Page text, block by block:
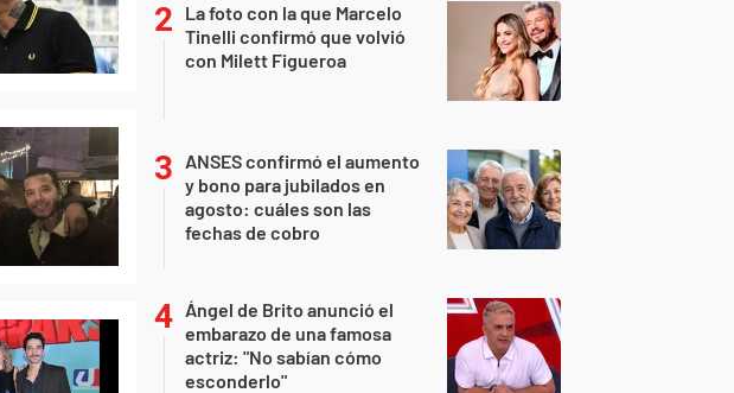
La foto con la que Marcelo
Tinelli confirmó que volvió
con Milett Figueroa
ANSES confirmó el aumento
y bono para jubilados en
agosto: cuáles son las
fechas de cobro
Ángel de Brito anunció el
embarazo de una famosa
actriz: "No sabían cómo
esconderlo"